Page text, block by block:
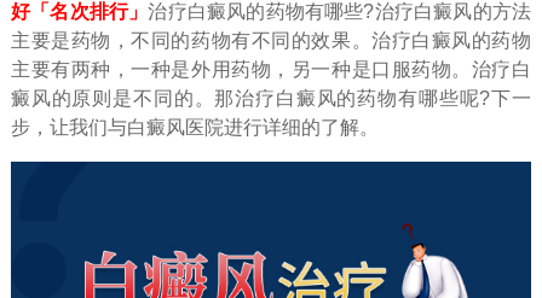
好「名次排行」治疗白癜风的药物有哪些?治疗白癜风的方法
主要是药物，不同的药物有不同的效果。治疗白癜风的药物
主要有两种，一种是外用药物，另一种是口服药物。治疗白
癜风的原则是不同的。那治疗白癜风的药物有哪些呢?下一
步，让我们与白癜风医院进行详细的了解。